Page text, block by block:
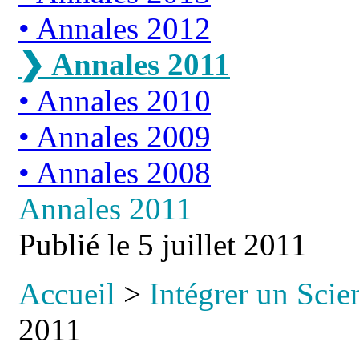
Annales 2012
Annales 2011
Annales 2010
Annales 2009
Annales 2008
Annales 2011
Publié le 5 juillet 2011
Accueil > Intégrer un
2011